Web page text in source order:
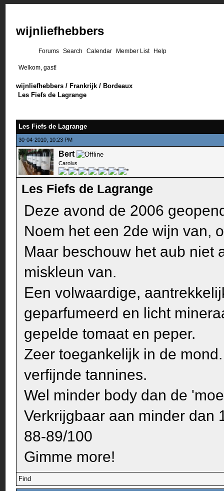
wijnliefhebbers
Forums Search Calendar Member List Help
Welkom, gast!
wijnliefhebbers / Frankrijk / Bordeaux
Les Fiefs de Lagrange
Les Fiefs de Lagrange
30-04-2010, 10:23 PM
Bert
Carolus
Les Fiefs de Lagrange
Deze avond de 2006
Noem het een 2de wijn van,
Maar beschouw het aub niet
miskleun van.
Een volwaardige,
geparfumeerd en licht
gepelde tomaat en peper.
Zeer toegankelijk in de
verfijnde tannines.
Wel minder body dan de
Verkrijgbaar aan minder dan
88-89/100
Gimme more!
Find